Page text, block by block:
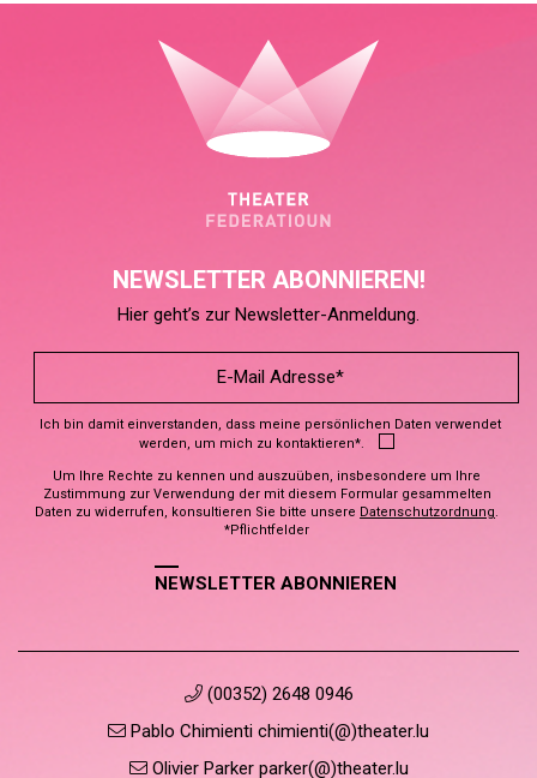
NEWSLETTER ABONNIEREN!
Hier geht’s zur Newsletter-Anmeldung.
Ich bin damit einverstanden, dass meine persönlichen Daten verwendet
werden, um mich zu kontaktieren*.
Um Ihre Rechte zu kennen und auszuüben, insbesondere um Ihre
Zustimmung zur Verwendung der mit diesem Formular gesammelten
Daten zu widerrufen, konsultieren Sie bitte unsere Datenschutzordnung.
*Pflichtfelder
NEWSLETTER ABONNIEREN
(00352) 2648 0946
Pablo Chimienti chimienti(@)theater.lu
Olivier Parker parker(@)theater.lu